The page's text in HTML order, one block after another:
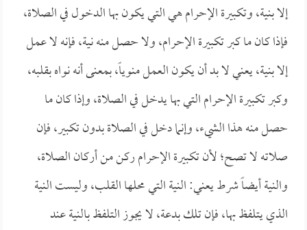
إلا بنية، وتكبيرة الإحرام هي التي يكون بها الدخول في الصلاة،
فإذا كان ما كبر تكبيرة الإحرام، ولا حصل منه نية، فإنه لا عمل
إلا بنية، يعني لا بد أن يكون العمل منوياً، بمعنى أنه نواه بقلبه،
وكبر تكبيرة الإحرام التي بها يدخل في الصلاة، وإذا كان ما
حصل منه هذا الشيء، وإنما دخل في الصلاة بدون تكبير، فإن
صلاته لا تصح؛ لأن تكبيرة الإحرام ركن من أركان الصلاة،
والنية أيضاً شرط يعني: النية التي محلها القلب، وليست النية
الذي يتلفظ بها، فإن تلك بدعة، لا يجوز التلفظ بالنية عند